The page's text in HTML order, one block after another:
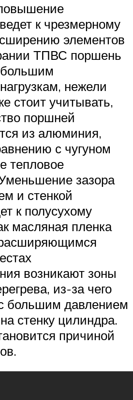
к чрезмерному
элементов
ТПВС поршень
большим
нежели
стоит учитывать,
поршней
из алюминия,
с чугуном
тепловое
зазора
и стенкой
к полусухому
масляная пленка
возникают зоны
из-за чего
большим давлением
стенку цилиндра.
причиной